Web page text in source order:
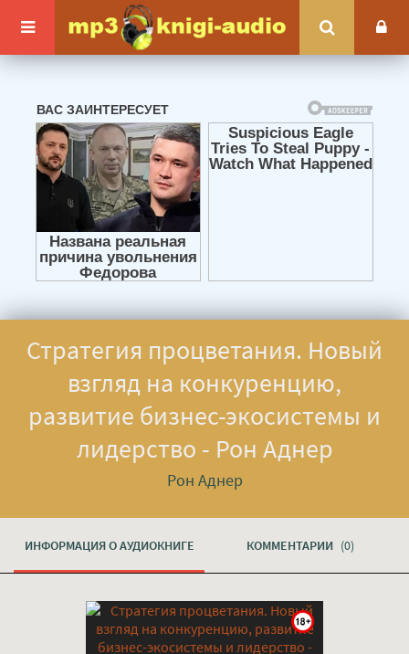
Стратегия процветания. Новый
взгляд на конкуренцию,
развитие бизнес-экосистемы и
лидерство - Рон Аднер
Рон Аднер
ИНФОРМАЦИЯ О АУДИОКНИГЕ КОММЕНТАРИИ (0)